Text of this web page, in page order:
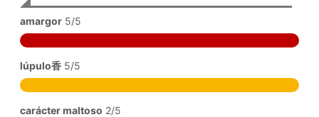
amargor 5/5
lúpulo香 5/5
carácter maltoso 2/5